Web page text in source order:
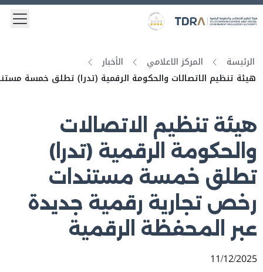
Logo
Gold star Logo
الرئيسة المركز الاعلامي
الأخبار
هيئة تنظيم الاتصالات والحكومة الرقمية (تدرا) تطلق خمسة
هيئة تنظيم الاتصالات
والحكومة الرقمية (تدرا)
تطلق خمسة مستندات
رخص تجارية رقمية جديدة
عبر المحفظة الرقمية
11/12/2025